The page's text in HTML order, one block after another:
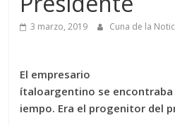
3 marzo, 2019 Cuna de la
El empresario
ítaloargentino se
iempo. Era el progenitor del